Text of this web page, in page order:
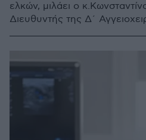
ελκών, μιλάει ο
Διευθυντής της Δ΄